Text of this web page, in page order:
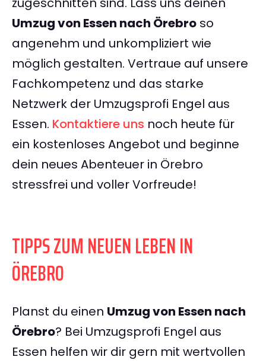
Umzug von Essen nach Örebro so
angenehm und unkompliziert wie
möglich gestalten. Vertraue auf unsere
Fachkompetenz und das starke
Netzwerk der Umzugsprofi Engel aus
Essen. Kontaktiere uns noch heute für
ein kostenloses Angebot und beginne
dein neues Abenteuer in Örebro
stressfrei und voller Vorfreude!
TIPPS ZUM NEUEN LEBEN IN
ÖREBRO
Planst du einen Umzug von Essen nach
Örebro? Bei Umzugsprofi Engel aus
Essen helfen wir dir gern mit wertvollen